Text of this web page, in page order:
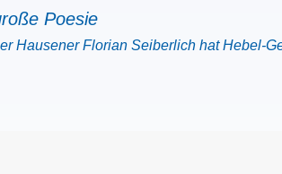
Poesie
Hausener Florian Seiberlich hat Hebel-